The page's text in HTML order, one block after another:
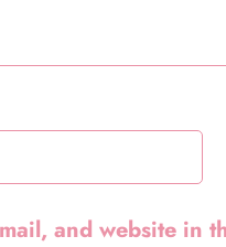
and website in